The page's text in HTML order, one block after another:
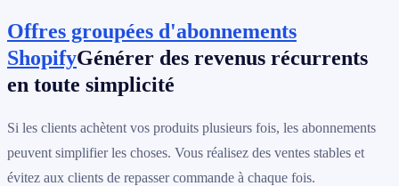
Offres groupées d'abonnements
ShopifyGénérer des revenus récurrents
en toute simplicité
Si les clients achètent vos produits plusieurs fois, les abonnements
peuvent simplifier les choses. Vous réalisez des ventes stables et
évitez aux clients de repasser commande à chaque fois.